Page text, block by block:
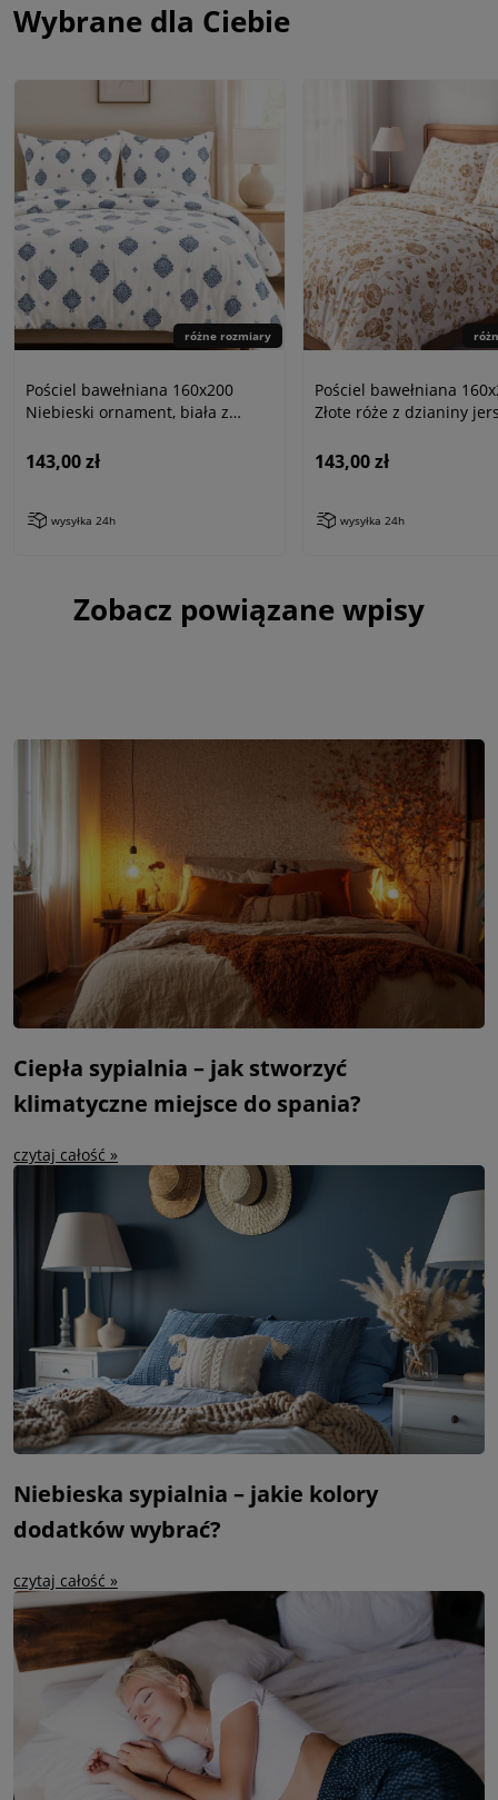
Wybrane dla Ciebie
różne rozmiary
Pościel bawełniana 160x200
Niebieski ornament, biała z
143,00 zł
wysyłka 24h
Pościel bawełniana
Złote róże z dzianiny
143,00 zł
wysyłka 24h
Zobacz powiązane wpisy
Ciepła sypialnia – jak stworzyć
klimatyczne miejsce do spania?
czytaj całość »
Niebieska sypialnia – jakie kolory
dodatków wybrać?
czytaj całość »